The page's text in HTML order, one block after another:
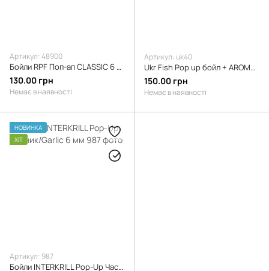
Артикул: 48900
Бойли RPF Поп-ап CLASSIC 6 мм Ананас
130.00 грн
Немає в наявності
Артикул: uk40
Ukr Fish Pop up бойл + AROMA 30 г 10 мм Слива
150.00 грн
Немає в наявності
НОВИНКА
ХІТ
Артикул: 987
Бойли INTERKRILL Pop-Up Часник/Garlic 6 мм